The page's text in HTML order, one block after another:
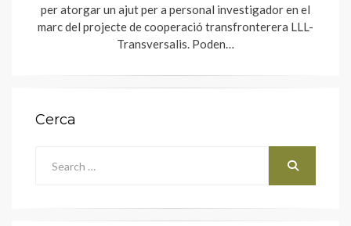
per atorgar un ajut per a personal investigador en el
marc del projecte de cooperació transfronterera LLL-
Transversalis. Poden…
Cerca